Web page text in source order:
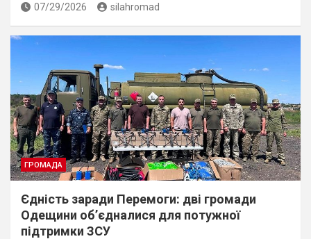
07/29/2026 silahromad
ГРОМАДА
Єдність заради Перемоги: дві громади
Одещини об’єдналися для потужної
підтримки ЗСУ